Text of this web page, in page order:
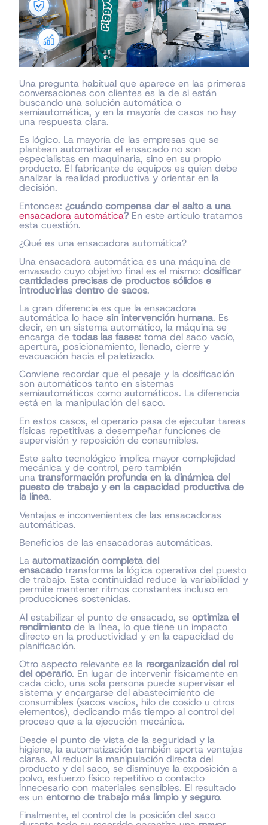
Una pregunta habitual que aparece en las primeras
conversaciones con clientes es la de si están
buscando una solución automática o
semiautomática, y en la mayoría de casos no hay
una respuesta clara.
Es lógico. La mayoría de las empresas que se
plantean automatizar el ensacado no son
especialistas en maquinaria, sino en su propio
producto. El fabricante de equipos es quien debe
analizar la realidad productiva y orientar en la
decisión.
Entonces:¿cuándo compensa dar el salto a una
ensacadora automática? En este artículo tratamos
esta cuestión.
¿Qué es una ensacadora automática?
Una ensacadora automática es una máquina de
envasado cuyo objetivo final es el mismo:dosificar
cantidades precisas de productos sólidos e
introducirlas dentro de sacos.
La gran diferencia es que la ensacadora
automática lo hacesin intervención humana. Es
decir, en un sistema automático, la máquina se
encarga detodas las fases: toma del saco vacío,
apertura, posicionamiento, llenado, cierre y
evacuación hacia el paletizado.
Conviene recordar que el pesaje y la dosificación
son automáticos tanto en sistemas
semiautomáticos como automáticos. La diferencia
está en la manipulación del saco.
En estos casos, el operario pasa de ejecutar tareas
físicas repetitivas a desempeñar funciones de
supervisión y reposición de consumibles.
Este salto tecnológico implica mayor complejidad
mecánica y de control, pero también
unatransformación profunda en la dinámica del
puesto de trabajo y en la capacidad productiva de
la línea.
Ventajas e inconvenientes de las ensacadoras
automáticas.
Beneficios de las ensacadoras automáticas.
Laautomatización completa del
ensacadotransforma la lógica operativa del puesto
de trabajo. Esta continuidad reduce la variabilidad y
permite mantener ritmos constantes incluso en
producciones sostenidas.
Al estabilizar el punto de ensacado, seoptimiza el
rendimientode la línea, lo que tiene un impacto
directo en la productividad y en la capacidad de
planificación.
Otro aspecto relevante es la reorganización del rol
del operario. En lugar de intervenir físicamente en
cada ciclo, una sola persona puede supervisar el
sistema y encargarse del abastecimiento de
consumibles (sacos vacíos, hilo de cosido u otros
elementos), dedicando más tiempo al control del
proceso que a la ejecución mecánica.
Desde el punto de vista de la seguridad y la
higiene, la automatización también aporta ventajas
claras. Al reducir la manipulación directa del
producto y del saco, se disminuye la exposición a
polvo, esfuerzo físico repetitivo o contacto
innecesario con materiales sensibles. El resultado
es unentorno de trabajo más limpio y seguro.
Finalmente, el control de la posición del saco